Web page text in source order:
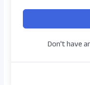
Don't have